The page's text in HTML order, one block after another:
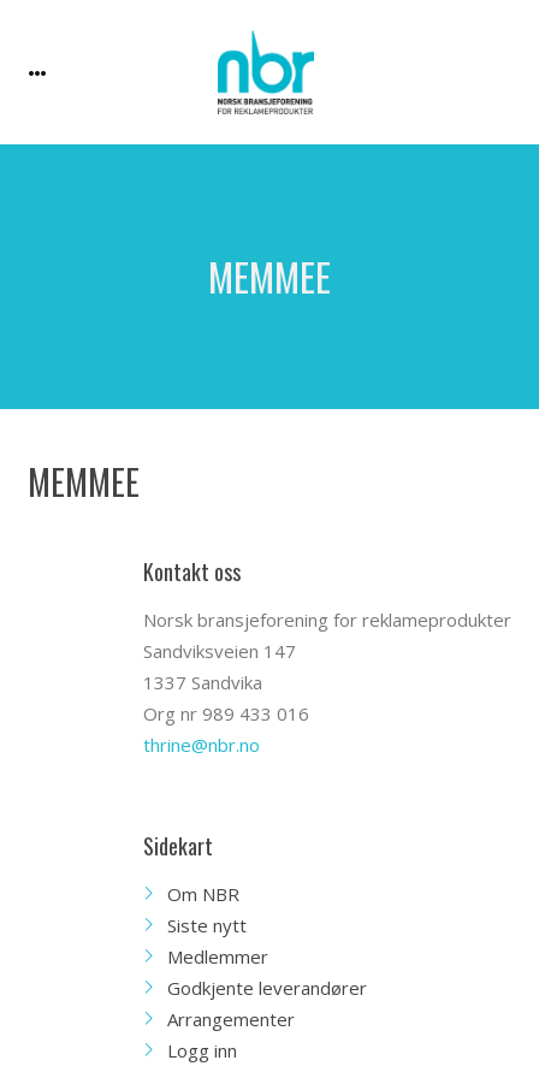
MEMMEE
MEMMEE
Kontakt oss
Norsk bransjeforening for reklameprodukter
Sandviksveien 147
1337 Sandvika
Org nr 989 433 016
thrine@nbr.no
Sidekart
Om NBR
Siste nytt
Medlemmer
Godkjente leverandører
Arrangementer
Logg inn